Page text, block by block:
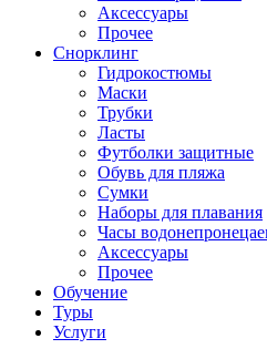
Аксессуары
Прочее
Снорклинг
Гидрокостюмы
Маски
Трубки
Ласты
Футболки защитные
Обувь для пляжа
Сумки
Наборы для плавания
Часы
Аксессуары
Прочее
Обучение
Туры
Услуги